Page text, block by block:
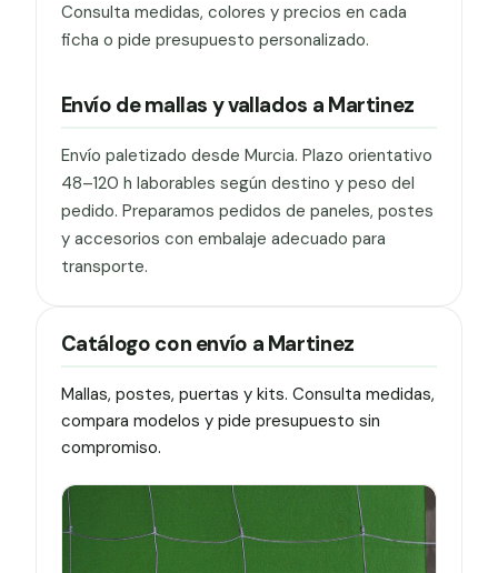
Consulta medidas, colores y precios en cada
ficha o pide presupuesto personalizado.
Envío de mallas y vallados a Martinez
Envío paletizado desde Murcia. Plazo orientativo
48–120 h laborables según destino y peso del
pedido. Preparamos pedidos de paneles, postes
y accesorios con embalaje adecuado para
transporte.
Catálogo con envío a Martinez
Mallas, postes, puertas y kits. Consulta medidas,
compara modelos y pide presupuesto sin
compromiso.